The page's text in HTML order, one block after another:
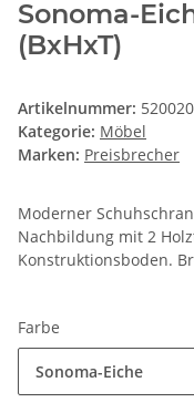
Sonoma-
(BxHxT)
Artikelnummer:
Kategorie: Möbel
Marken: Preisbrecher
Moderner
Nachbildung mit 2
Konstruktionsboden.
Farbe
Sonoma-Eiche